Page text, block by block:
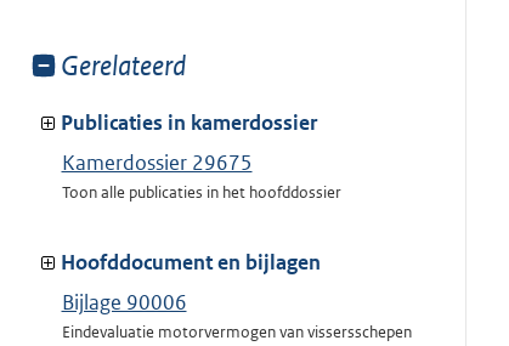
Toon
van:
Gerelateerd
Publicaties in kamerdossier
Kamerdossier 29675
Toon alle publicaties in het hoofddossier
Hoofddocument en bijlagen
Bijlage 90006
Eindevaluatie motorvermogen van vissersschepen